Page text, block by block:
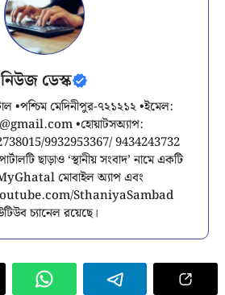
নিউজ ডেস্ক
•পশ্চিম মেদিনীপুর-৭২১২১২ •ইমেল:
•হোয়াটসঅ্যাপ:
9932953367/ 9434243732
ছাড়াও ‘স্থানীয় সংবাদ’ নামে একটি
মোবাইল অ্যাপ এবং
SthaniyaSambad
চ্যানেল রয়েছে।